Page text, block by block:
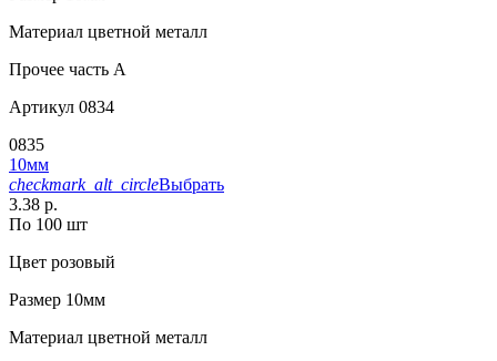
Материал цветной металл
Прочее часть A
Артикул 0834
0835
10мм
checkmark_alt_circleВыбрать
3.38 р.
По 100 шт
Цвет розовый
Размер 10мм
Материал цветной металл